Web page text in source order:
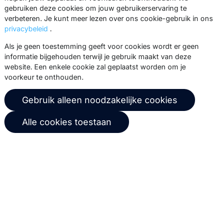
events, webinars, best practices en
whitepapers.
Abonneer
© 2026 Copernica B.V.
Algemene voorwaarden
Privacybeleid
Gebruikersovereenkomst
gebruiken deze cookies om jouw gebruikerservaring te
verbeteren. Je kunt meer lezen over ons cookie-gebruik in ons
privacybeleid .
Als je geen toestemming geeft voor cookies wordt er geen
informatie bijgehouden terwijl je gebruik maakt van deze
website. Een enkele cookie zal geplaatst worden om je
voorkeur te onthouden.
Gebruik alleen noodzakelijke cookies
Alle cookies toestaan